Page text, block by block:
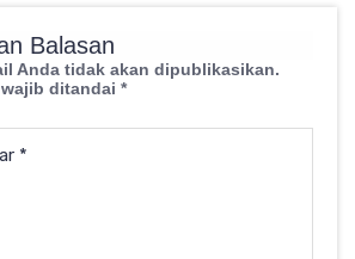
Balasan
Anda tidak akan dipublikasikan.
ditandai *
*